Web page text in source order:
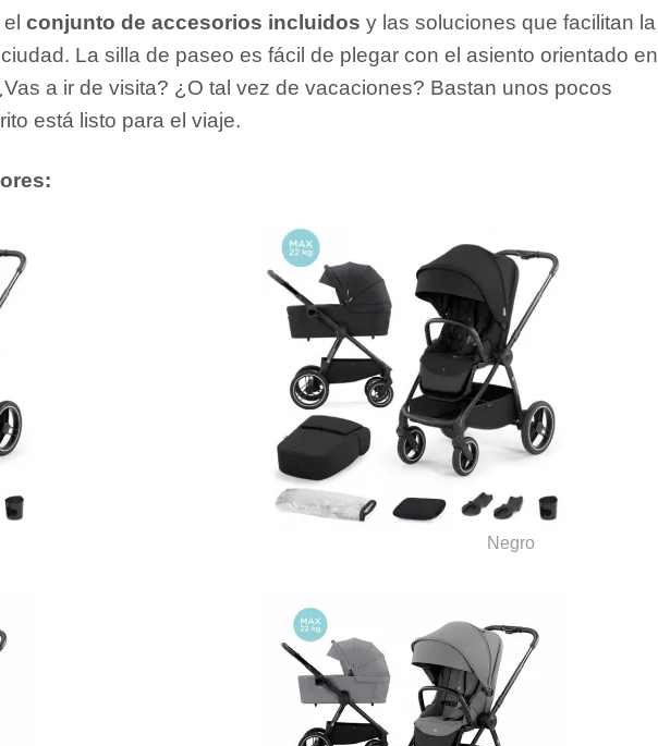
conjunto de accesorios incluidos y las soluciones que facilitan la
La silla de paseo es fácil de plegar con el asiento orientado en
a ir de visita? ¿O tal vez de vacaciones? Bastan unos pocos
está listo para el viaje.
Negro